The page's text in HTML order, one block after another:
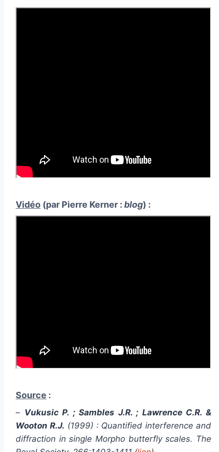
Vidéo (par Pierre Kerner : blog) :
Source :
– Vukusic P. ; Sambles J.R. ; Lawrence C.R. &
Wooton R.J. (1999) : Quantified interference and
diffraction in single Morpho butterfly scales. The